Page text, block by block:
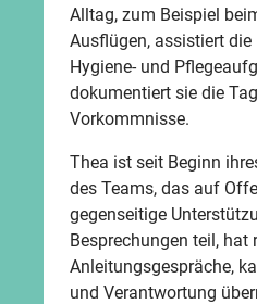
Alltag, zum Beispiel
Ausflügen, assistiert
Hygiene- und
dokumentiert sie die
Vorkommnisse.
Thea ist seit Beginn
des Teams, das auf
gegenseitige
Besprechungen teil, hat
Anleitungsgespräche,
und Verantwortung